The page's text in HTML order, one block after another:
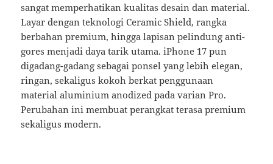
sangat memperhatikan kualitas desain dan material.
Layar dengan teknologi Ceramic Shield, rangka
berbahan premium, hingga lapisan pelindung anti-
gores menjadi daya tarik utama. iPhone 17 pun
digadang-gadang sebagai ponsel yang lebih elegan,
ringan, sekaligus kokoh berkat penggunaan
material aluminium anodized pada varian Pro.
Perubahan ini membuat perangkat terasa premium
sekaligus modern.